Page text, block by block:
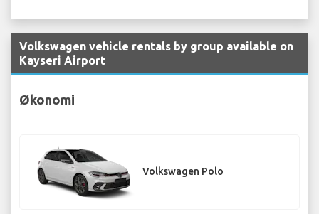
Volkswagen vehicle rentals by group available on
Kayseri Airport
Økonomi
Volkswagen Polo